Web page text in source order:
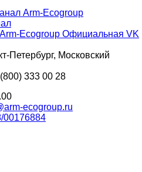
Официальная VK
Петербург, Московский
333 00 28
ecogroup.ru